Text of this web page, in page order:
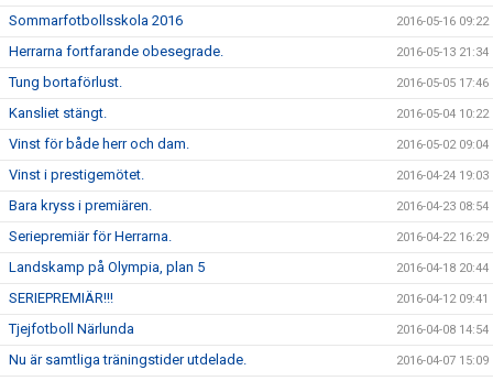
Sommarfotbollsskola 2016 2016-05-16 09:22
Herrarna fortfarande obesegrade. 2016-05-13 21:34
Tung bortaförlust. 2016-05-05 17:46
Kansliet stängt. 2016-05-04 10:22
Vinst för både herr och dam. 2016-05-02 09:04
Vinst i prestigemötet. 2016-04-24 19:03
Bara kryss i premiären. 2016-04-23 08:54
Seriepremiär för Herrarna. 2016-04-22 16:29
Landskamp på Olympia, plan 5 2016-04-18 20:44
SERIEPREMIÄR!!! 2016-04-12 09:41
Tjejfotboll Närlunda 2016-04-08 14:54
Nu är samtliga träningstider utdelade. 2016-04-07 15:09